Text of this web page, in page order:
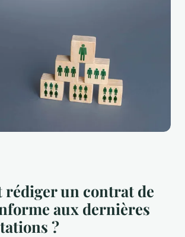
rédiger un contrat de
aux dernières
?